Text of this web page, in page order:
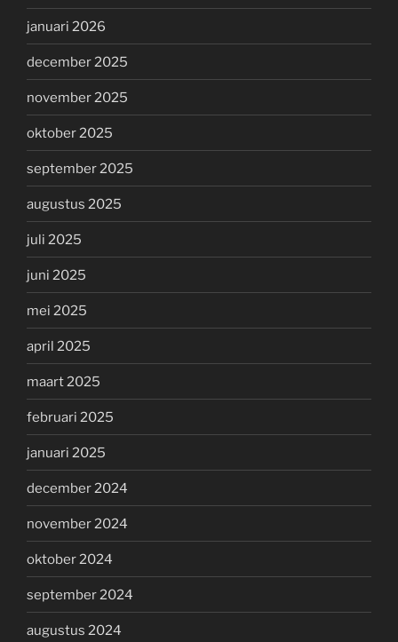
januari 2026
december 2025
november 2025
oktober 2025
september 2025
augustus 2025
juli 2025
juni 2025
mei 2025
april 2025
maart 2025
februari 2025
januari 2025
december 2024
november 2024
oktober 2024
september 2024
augustus 2024